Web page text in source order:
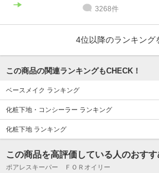
3268件
4位以降のランキング
この商品の関連ランキングもCHECK！
ベースメイク ランキング
化粧下地・コンシーラー ランキング
化粧下地 ランキング
この商品を高評価している人のおすす
ポアレスキーパー ＦＯＲオイリー